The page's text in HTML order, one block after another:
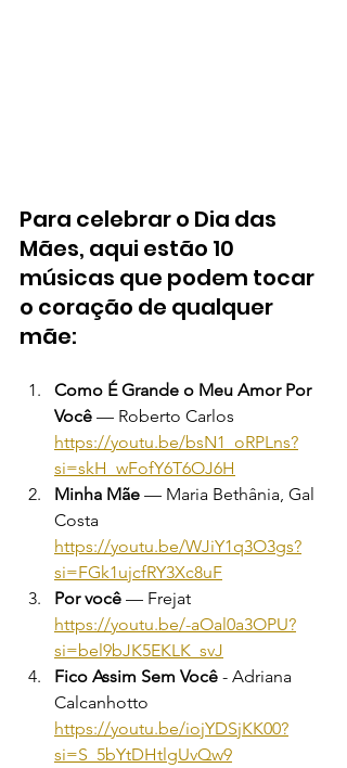
Para celebrar o Dia das
Mães, aqui estão 10
músicas que podem tocar
o coração de qualquer
mãe:
Como É Grande o Meu Amor Por
Você — Roberto Carlos
https://youtu.be/bsN1_oRPLns?
si=skH_wFofY6T6OJ6H
Minha Mãe — Maria Bethânia, Gal
Costa
https://youtu.be/WJiY1q3O3gs?
si=FGk1ujcfRY3Xc8uF
Por você — Frejat
https://youtu.be/-aOal0a3OPU?
si=bel9bJK5EKLK_svJ
Fico Assim Sem Você - Adriana
Calcanhotto
https://youtu.be/iojYDSjKK00?
si=S_5bYtDHtlgUvQw9